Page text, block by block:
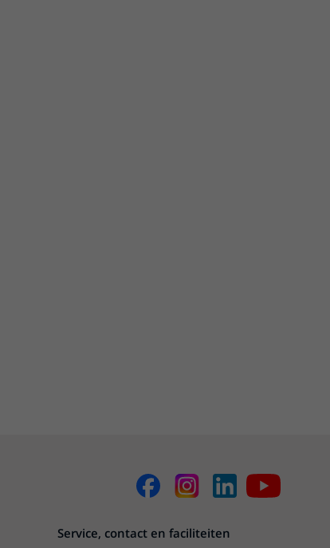
Service, contact en faciliteiten